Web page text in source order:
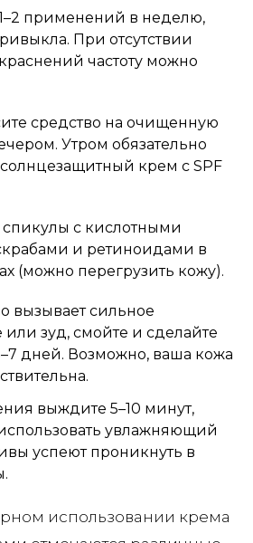
применений в неделю,
При отсутствии
частоту можно
средство на очищенную
Утром обязательно
крем с SPF
спикулы с кислотными
и ретиноидами в
(можно перегрузить кожу).
вызывает сильное
зуд, смойте и сделайте
дней. Возможно, ваша кожа
выждите 5–10 минут,
увлажняющий
успеют проникнуть в
использовании крема